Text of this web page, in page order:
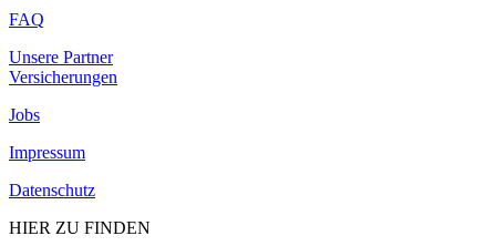
FAQ
Unsere Partner
Versicherungen
Jobs
Impressum
Datenschutz
HIER ZU FINDEN